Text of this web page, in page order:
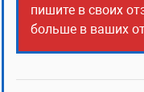
пишите в своих
больше в ваших